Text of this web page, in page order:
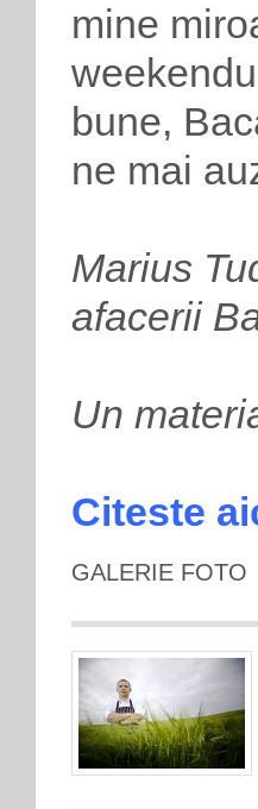
mine
bune,
ne mai
Marius
afacerii
Un
Citeste
GALERIE FOTO